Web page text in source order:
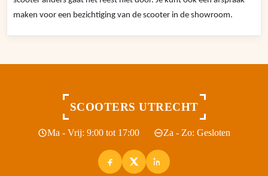
maken voor een bezichtiging van de scooter in de showroom.
SCOOTERS UTRECHT
Ma - Vrij: 9:00 tot 17:00 Za - Zo: Gesloten